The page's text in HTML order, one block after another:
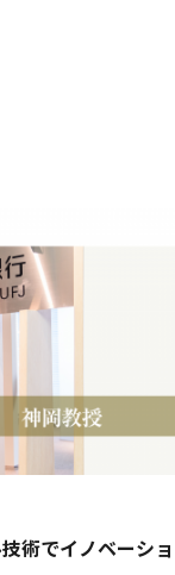
術でイノベーショ